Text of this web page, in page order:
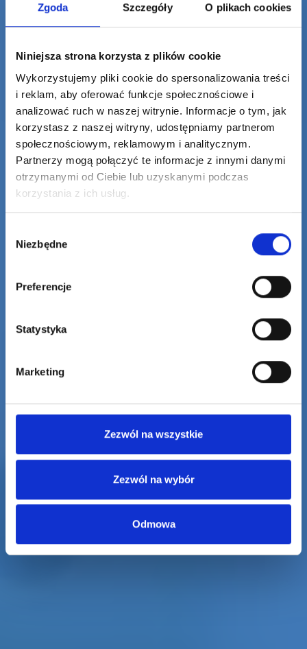
Zgoda Szczegóły O plikach cookies
Niniejsza strona korzysta z plików cookie
Wykorzystujemy pliki cookie do spersonalizowania treści
i reklam, aby oferować funkcje społecznościowe i
analizować ruch w naszej witrynie. Informacje o tym, jak
korzystasz z naszej witryny, udostępniamy partnerom
społecznościowym, reklamowym i analitycznym.
Partnerzy mogą połączyć te informacje z innymi danymi
otrzymanymi od Ciebie lub uzyskanymi podczas
korzystania z ich usług.
zgody
Niezbędne
Preferencje
Statystyka
Marketing
Zezwól na wszystkie
Zezwól na wybór
Odmowa
MEDYCYNA PRACY INTERNA
PEDIATRIA
BADANIA DO SZKOŁY I UCZELNI
Umów wizytę